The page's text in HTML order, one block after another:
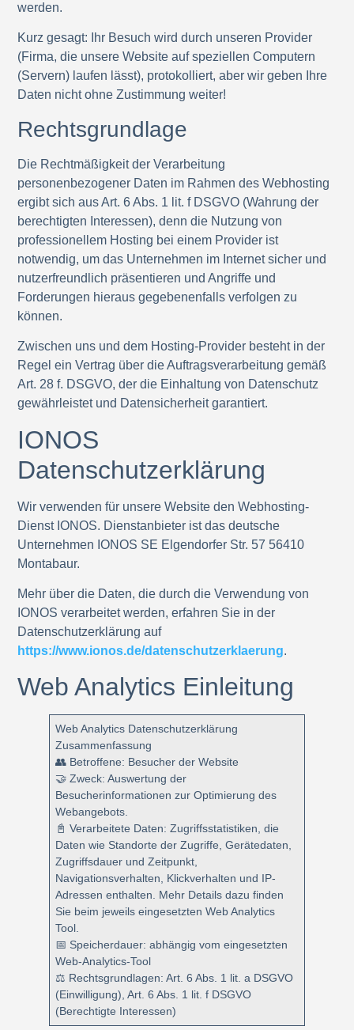
werden.
Kurz gesagt: Ihr Besuch wird durch unseren Provider
(Firma, die unsere Website auf speziellen Computern
(Servern) laufen lässt), protokolliert, aber wir geben Ihre
Daten nicht ohne Zustimmung weiter!
Rechtsgrundlage
Die Rechtmäßigkeit der Verarbeitung
personenbezogener Daten im Rahmen des Webhosting
ergibt sich aus Art. 6 Abs. 1 lit. f DSGVO (Wahrung der
berechtigten Interessen), denn die Nutzung von
professionellem Hosting bei einem Provider ist
notwendig, um das Unternehmen im Internet sicher und
nutzerfreundlich präsentieren und Angriffe und
Forderungen hieraus gegebenenfalls verfolgen zu
können.
Zwischen uns und dem Hosting-Provider besteht in der
Regel ein Vertrag über die Auftragsverarbeitung gemäß
Art. 28 f. DSGVO, der die Einhaltung von Datenschutz
gewährleistet und Datensicherheit garantiert.
IONOS
Datenschutzerklärung
Wir verwenden für unsere Website den Webhosting-
Dienst IONOS. Dienstanbieter ist das deutsche
Unternehmen IONOS SE Elgendorfer Str. 57 56410
Montabaur.
Mehr über die Daten, die durch die Verwendung von
IONOS verarbeitet werden, erfahren Sie in der
Datenschutzerklärung auf
https://www.ionos.de/datenschutzerklaerung.
Web Analytics Einleitung
Web Analytics Datenschutzerklärung
Zusammenfassung
👥 Betroffene: Besucher der Website
🤝 Zweck: Auswertung der
Besucherinformationen zur Optimierung des
Webangebots.
📓 Verarbeitete Daten: Zugriffsstatistiken, die
Daten wie Standorte der Zugriffe, Gerätedaten,
Zugriffsdauer und Zeitpunkt,
Navigationsverhalten, Klickverhalten und IP-
Adressen enthalten. Mehr Details dazu finden
Sie beim jeweils eingesetzten Web Analytics
Tool.
📅 Speicherdauer: abhängig vom eingesetzten
Web-Analytics-Tool
⚖️ Rechtsgrundlagen: Art. 6 Abs. 1 lit. a DSGVO
(Einwilligung), Art. 6 Abs. 1 lit. f DSGVO
(Berechtigte Interessen)